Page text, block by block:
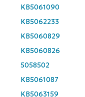
KB5061090
KB5062233
KB5060829
KB5060826
5058502
KB5061087
KB5063159
name*